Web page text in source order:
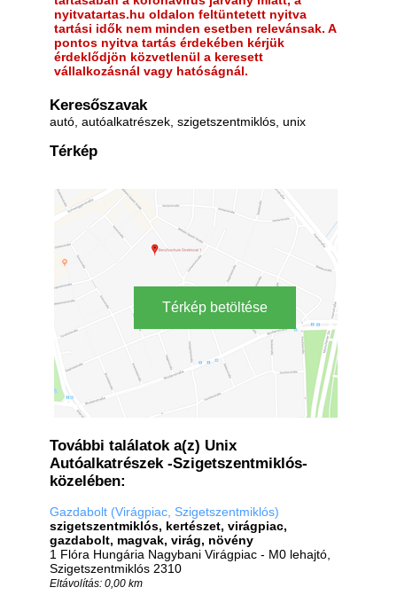
nyitvatartas.hu oldalon feltüntetett nyitva
tartási idők nem minden esetben relevánsak. A
pontos nyitva tartás érdekében kérjük
érdeklődjön közvetlenül a keresett
vállalkozásnál vagy hatóságnál.
Keresőszavak
autó, autóalkatrészek, szigetszentmiklós, unix
Térkép
Térkép betöltése
További találatok a(z) Unix
Autóalkatrészek -Szigetszentmiklós-
közelében:
Gazdabolt (Virágpiac, Szigetszentmiklós)
szigetszentmiklós, kertészet, virágpiac,
gazdabolt, magvak, virág, növény
1 Flóra Hungária Nagybani Virágpiac - M0 lehajtó,
Szigetszentmiklós 2310
Eltávolítás: 0,00 km